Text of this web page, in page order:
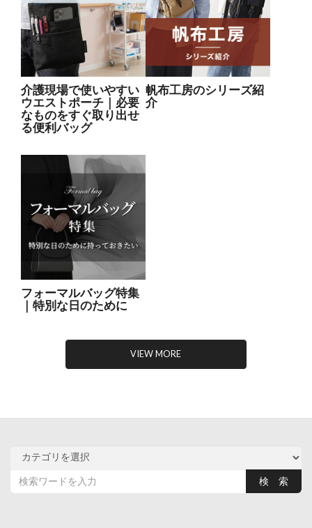
介護現場で使いやすい
ウエストポーチ｜必要
なものをすぐ取り出せ
る便利バッグ
帆布工房のシリーズ紹
介
フォーマルバッグ特集
｜特別な日のために
VIEW MORE